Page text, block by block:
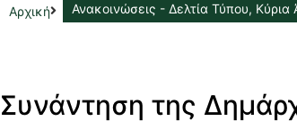
Αρχική Ανακοινώσεις - Δελτία Τύπου, Κύρια
Συνάντηση της